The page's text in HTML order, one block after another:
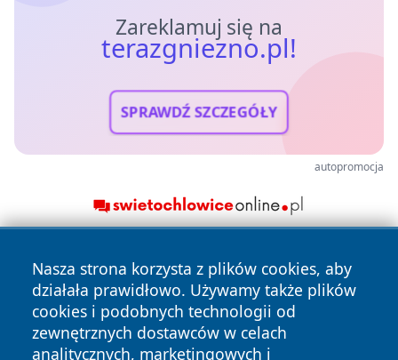
Zareklamuj się na
terazgniezno.pl!
SPRAWDŹ SZCZEGÓŁY
autopromocja
Nasza strona korzysta z plików cookies, aby
działała prawidłowo. Używamy także plików
cookies i podobnych technologii od
zewnętrznych dostawców w celach
analitycznych, marketingowych i